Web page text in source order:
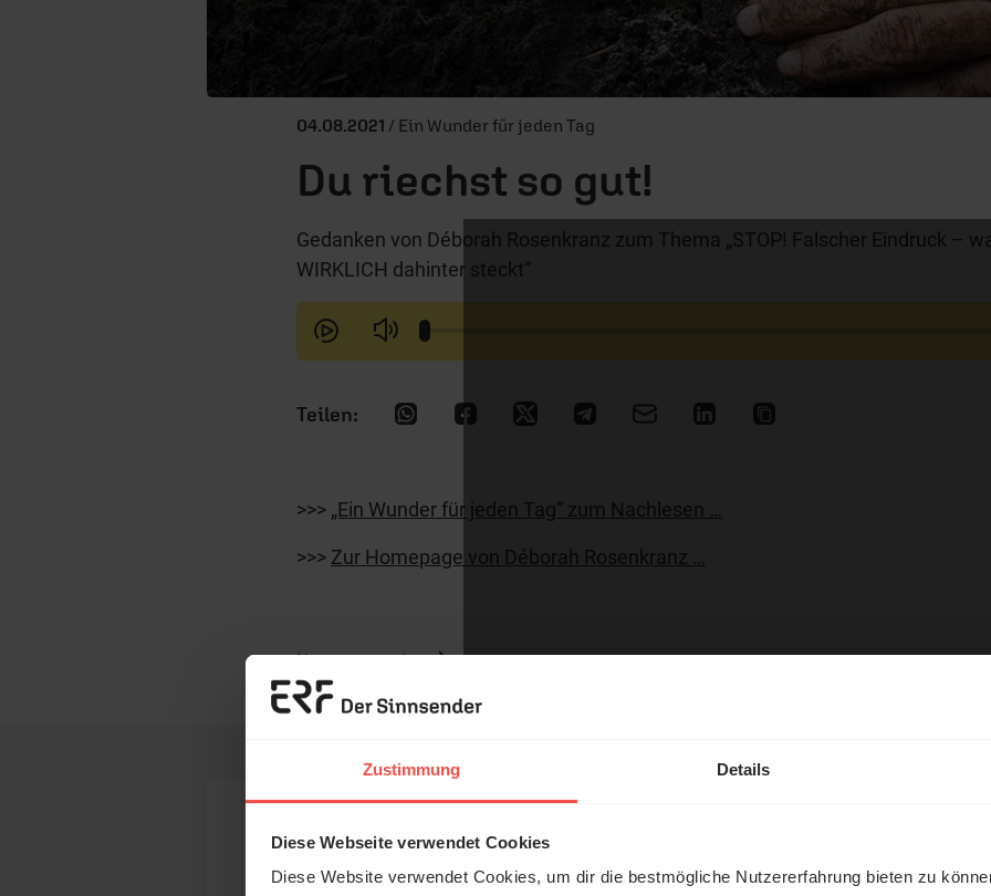
Zustimmung Details
Diese Webseite verwendet Cookies
Diese Website verwendet Cookies, um dir die bestmögliche Nutzererfahrung bieten zu
04.08.2021 / Ein Wunder für jeden Tag
Du riechst so gut!
Gedanken von Déborah Rosenkranz zum Thema „STOP! Falscher Eindruck –
WIRKLICH dahinter steckt“
>>> „Ein Wunder für jeden Tag“ zum Nachlesen …
>>> Zur Homepage von Déborah Rosenkranz …
Nutzungsrechte
Ihr Kommentar
Erzähl mal!
Das erleben unsere Hörerinnen
und Hörer mit Gott ...
Jetzt Geschichten